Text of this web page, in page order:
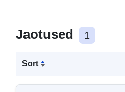
Jaotused 1
Sort